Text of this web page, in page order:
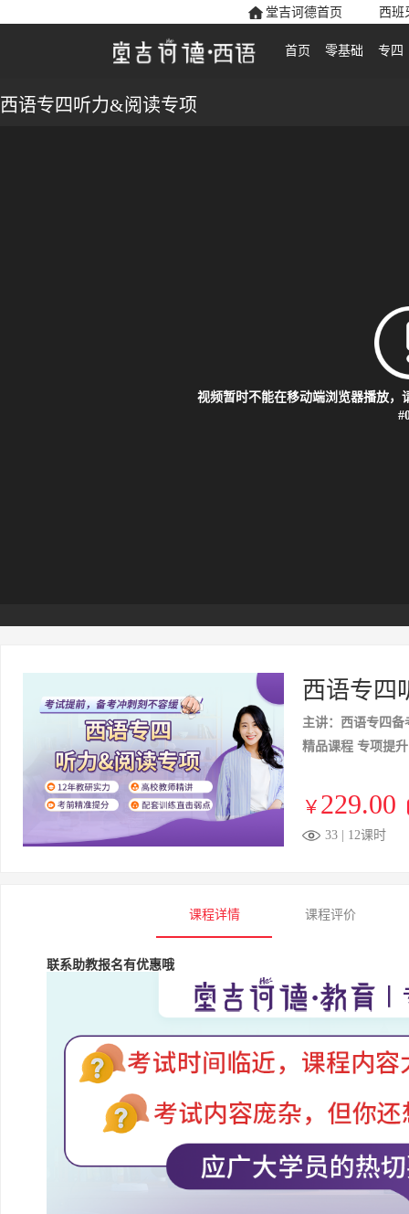
堂吉诃德首页 西班
首页 零基础 专四
西语专四听力&阅读专项
视频暂时不能在移动端浏览器播放，
西语专四
主讲：西语专四备
精品课程 专项提升
￥ 229.00
33 | 12课时
课程详情 课程评价
联系助教报名有优惠哦